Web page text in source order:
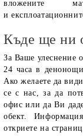
вложените
и
Къде ще ни
За Ваше улеснение
24 часа в
Ако желаете да
се с нас, за да
офис или да Ви
обект.
откриете на